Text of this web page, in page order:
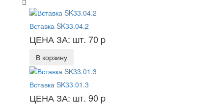
Вставка SK33.04.2
ЦЕНА ЗА: шт. 70 p
В корзину
Вставка SK33.01.3
ЦЕНА ЗА: шт. 90 p